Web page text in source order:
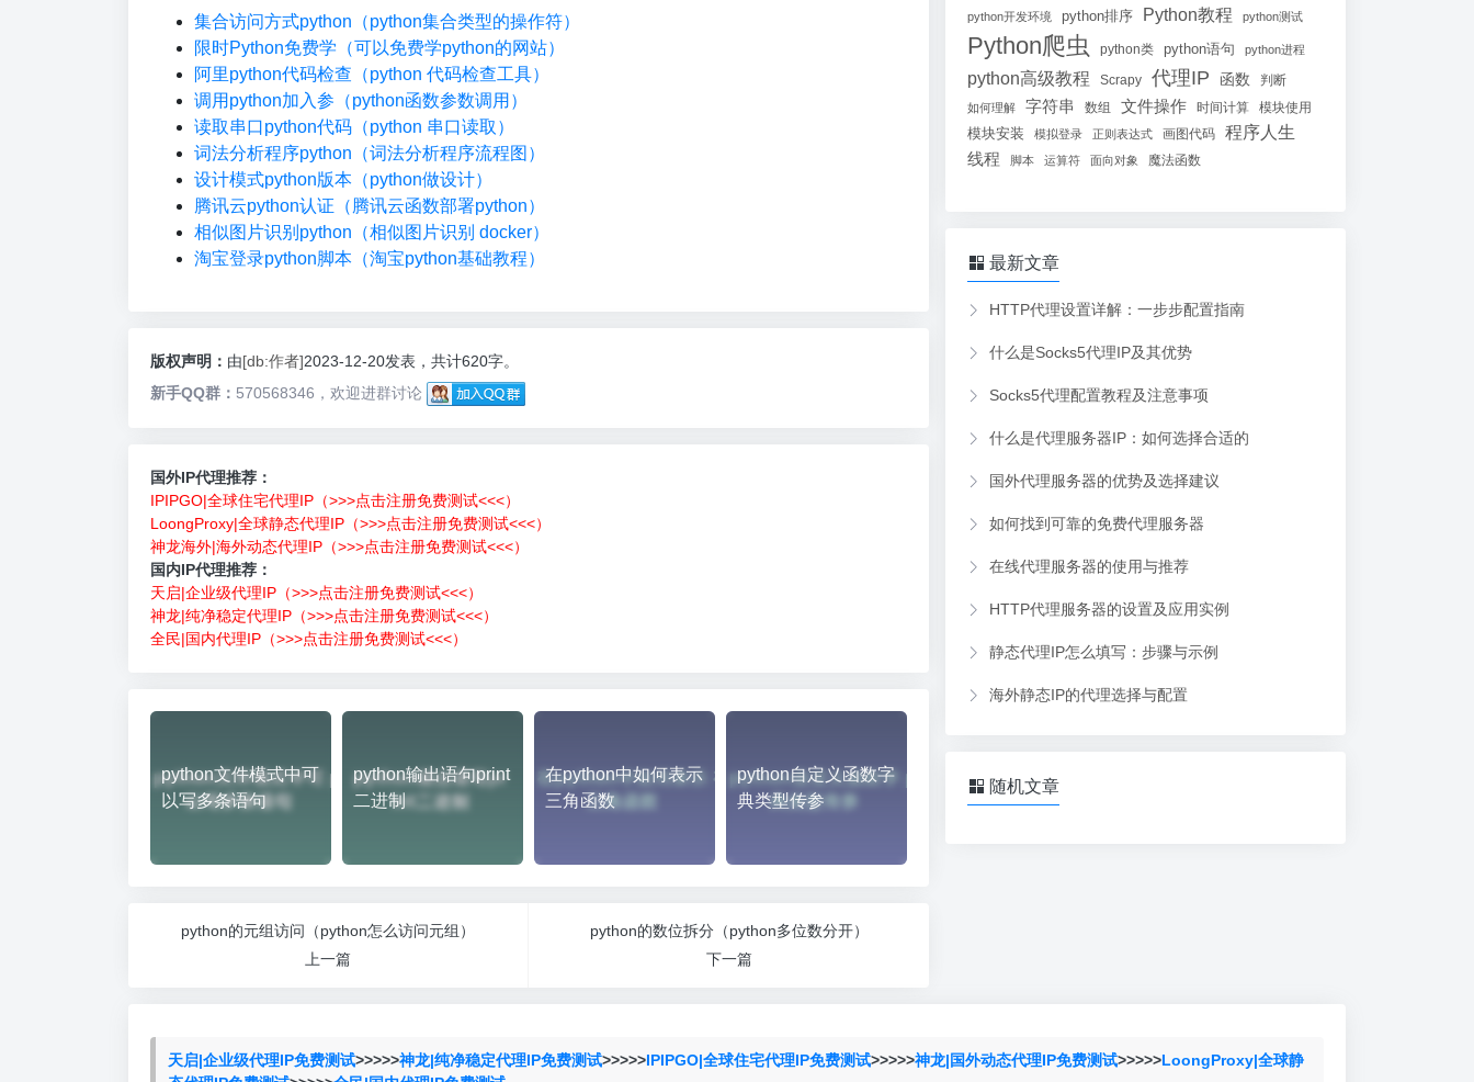
集合访问方式python（python集合类型的操作符）
限时Python免费学（可以免费学python的网站）
阿里python代码检查（python 代码检查工具）
调用python加入参（python函数参数调用）
读取串口python代码（python 串口读取）
词法分析程序python（词法分析程序流程图）
设计模式python版本（python做设计）
腾讯云python认证（腾讯云函数部署python）
相似图片识别python（相似图片识别 docker）
淘宝登录python脚本（淘宝python基础教程）
版权声明： 由[db:作者]2023-12-20发表，共计620字。
新手QQ群： 570568346，欢迎进群讨论
国外IP代理推荐：
IPIPGO|全球住宅代理IP（>>>点击注册免费测试<<<）
LoongProxy|全球静态代理IP（>>>点击注册免费测试<<<）
神龙海外|海外动态代理IP（>>>点击注册免费测试<<<）
国内IP代理推荐：
天启|企业级代理IP（>>>点击注册免费测试<<<）
神龙|纯净稳定代理IP（>>>点击注册免费测试<<<）
全民|国内代理IP（>>>点击注册免费测试<<<）
python文件模式中可
以写多条语句
python输出语句print
二进制
在python中如何表示
三角函数
python自定义函数字
典类型传参
python的元组访问（python怎么访问元组）
上一篇
python的数位拆分（python多位数分开）
下一篇
python开发环境 python排序 Python教程 python测试
Python爬虫 python类 python语句 python进程
python高级教程 Scrapy 代理IP 函数 判断
如何理解 字符串 数组 文件操作 时间计算 模块使用
模块安装 模拟登录 正则表达式 画图代码 程序人生
线程 脚本 运算符 面向对象 魔法函数
最新文章
HTTP代理设置详解：一步步配置指南
什么是Socks5代理IP及其优势
Socks5代理配置教程及注意事项
什么是代理服务器IP：如何选择合适的
国外代理服务器的优势及选择建议
如何找到可靠的免费代理服务器
在线代理服务器的使用与推荐
HTTP代理服务器的设置及应用实例
静态代理IP怎么填写：步骤与示例
海外静态IP的代理选择与配置
随机文章
天启|企业级代理IP免费测试>>>>>神龙|纯净稳定代理IP免费测试>>>>>IPIPGO|全球住宅代理IP免费测试>>>>>神龙|国外动态代理IP免费测试>>>>>LoongProxy|全球静